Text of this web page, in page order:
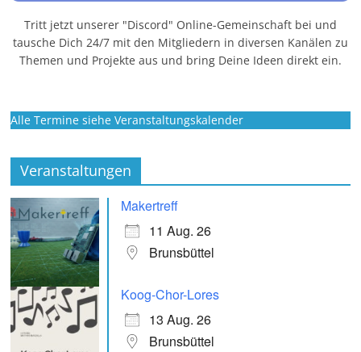
Tritt jetzt unserer "Discord" Online-Gemeinschaft bei und
tausche Dich 24/7 mit den Mitgliedern in diversen Kanälen zu
Themen und Projekte aus und bring Deine Ideen direkt ein.
Alle Termine siehe Veranstaltungskalender
Veranstaltungen
Makertreff
11 Aug. 26
Brunsbüttel
Koog-Chor-Lores
13 Aug. 26
Brunsbüttel